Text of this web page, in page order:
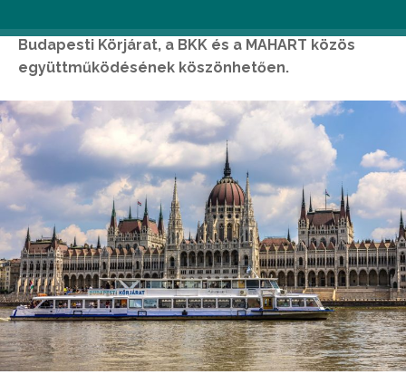
Budapesti Körjárat, a BKK és a MAHART közös
együttműködésének köszönhetően.